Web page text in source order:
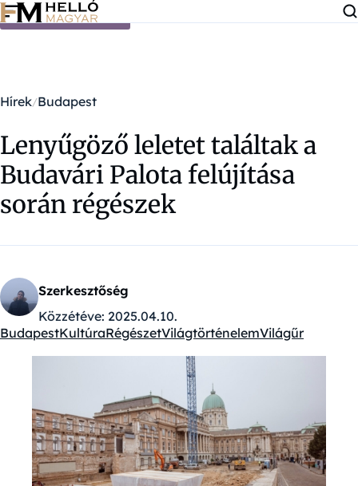
Ugrás a tartalomra
Hírek Budapest
Lenyűgöző leletet találtak a
Budavári Palota felújítása
során régészek
Szerkesztőség
Közzétéve: 2025.04.10.
Kategóriák:
BudapestKultúraRégészetVilágtörténelemVilágűr